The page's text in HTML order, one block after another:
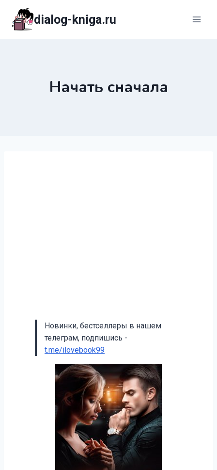
содержимому
dialog-kniga.ru
Начать сначала
Новинки, бестселлеры в нашем
телеграм, подпишись -
t.me/ilovebook99